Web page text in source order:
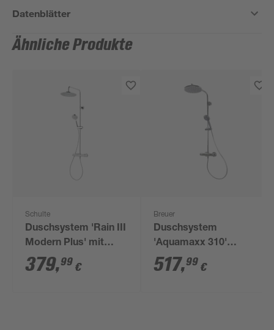
Datenblätter
Ähnliche Produkte
Schulte
Duschsystem 'Rain III
Modern Plus' mit
Thermostat, rund, 110
cm
379,99 €
Breuer
Duschsystem
'Aquamaxx 310'
chromfarben mit
Thermostat, runde
517,99 €